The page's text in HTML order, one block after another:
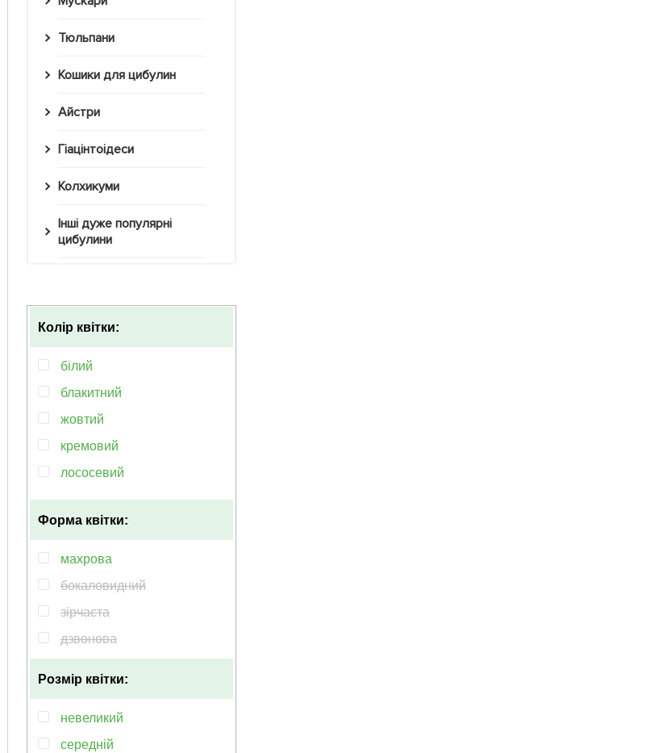
Тюльпани
Кошики для цибулин
Айстри
Гіацінтоідеси
Колхикуми
Інші дуже популярні
цибулини
Колір квітки:
білий
блакитний
жовтий
кремовий
лососевий
рiзнобарвний
пурпурний
синій
фіолетовий
кораловий
червоний
лілово-блакитний
помаранчевий
Форма квітки:
махрова
бокаловидний
зірчаста
дзвонова
Розмір квітки:
невеликий
середній